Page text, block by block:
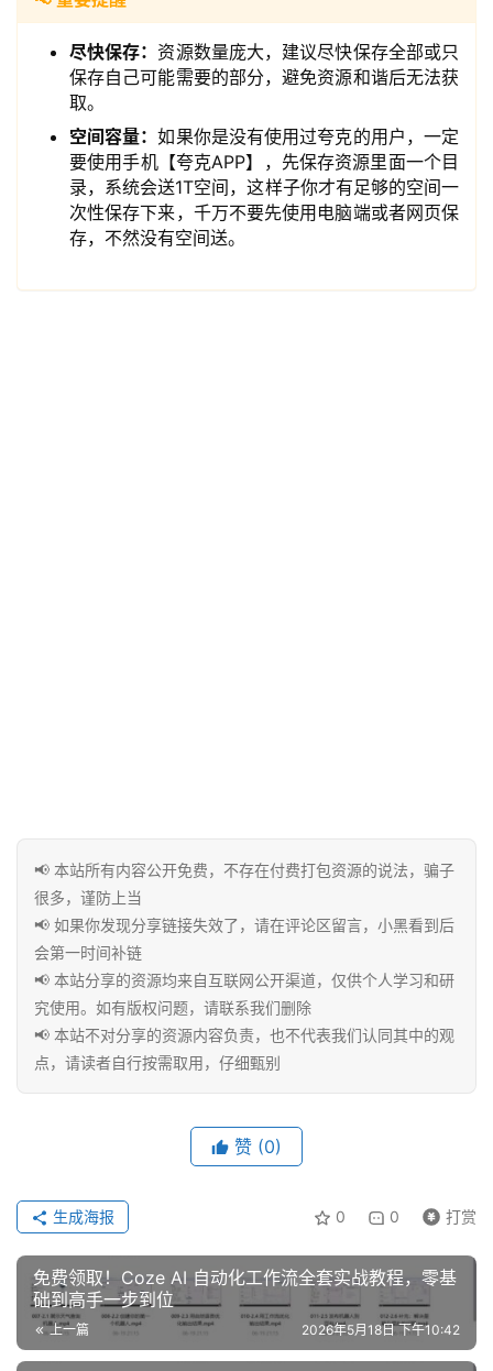
章
尽快保存： 资源数量庞大，建议尽快保存全部或只
保存自己可能需要的部分，避免资源和谐后无法获
取。
空间容量：如果你是没有使用过夸克的用户，一定
要使用手机【夸克APP】，先保存资源里面一个目
录，系统会送1T空间，这样子你才有足够的空间一
次性保存下来，千万不要先使用电脑端或者网页保
存，不然没有空间送。
📢 本站所有内容公开免费，不存在付费打包资源的说法，骗子
很多，谨防上当
📢 如果你发现分享链接失效了，请在评论区留言，小黑看到后
会第一时间补链
📢 本站分享的资源均来自互联网公开渠道，仅供个人学习和研
究使用。如有版权问题，请联系我们删除
📢 本站不对分享的资源内容负责，也不代表我们认同其中的观
点，请读者自行按需取用，仔细甄别
赞 (0)
0 0 打赏
生成海报
免费领取！Coze AI 自动化工作流全套实战教程，零基
础到高手一步到位
上一篇 2026年5月18日 下午10:42